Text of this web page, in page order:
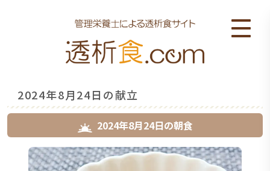
2024年8月24日の献立
2024年8月24日の朝食